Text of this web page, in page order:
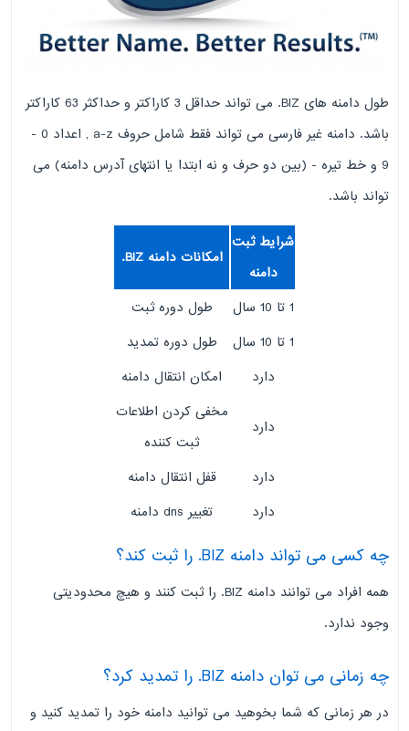
طول دامنه های BIZ. می تواند حداقل 3 کاراکتر و حداکثر 63 کاراکتر
باشد. دامنه غیر فارسی می تواند فقط شامل حروف a-z , اعداد 0 -
9 و خط تیره - (بین دو حرف و نه ابتدا یا انتهای آدرس دامنه) می
تواند باشد.
شرایط ثبت
دامنه
امکانات دامنه BIZ.
1 تا 10 سال
طول دوره ثبت
1 تا 10 سال
طول دوره تمدید
دارد
امکان انتقال دامنه
دارد
مخفی کردن اطلاعات
ثبت کننده
دارد
قفل انتقال دامنه
دارد
تغییر dns دامنه
چه کسی می تواند دامنه BIZ. را ثبت کند؟
همه افراد می توانند دامنه BIZ. را ثبت کنند و هیچ محدودیتی
وجود ندارد.
چه زمانی می توان دامنه BIZ. را تمدید کرد؟
در هر زمانی که شما بخوهید می توانید دامنه خود را تمدید کنید و